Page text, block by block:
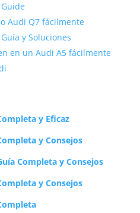
Audi Q7 fácilmente
y Soluciones
en un Audi A5 fácilmente
y Eficaz
y Consejos
Completa y Consejos
y Consejos